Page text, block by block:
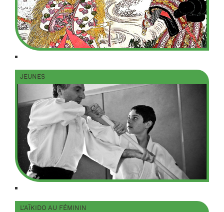
JEUNES
L'AÏKIDO AU FÉMININ